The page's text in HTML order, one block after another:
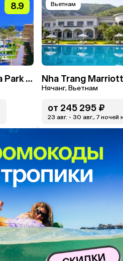
8.9
Amwaj Beach Club Aqua Park & Spa
Вьетнам
Нячанг, Вьетнам
от 245 295 ₽
23 авг. - 30 авг., 7 ночей